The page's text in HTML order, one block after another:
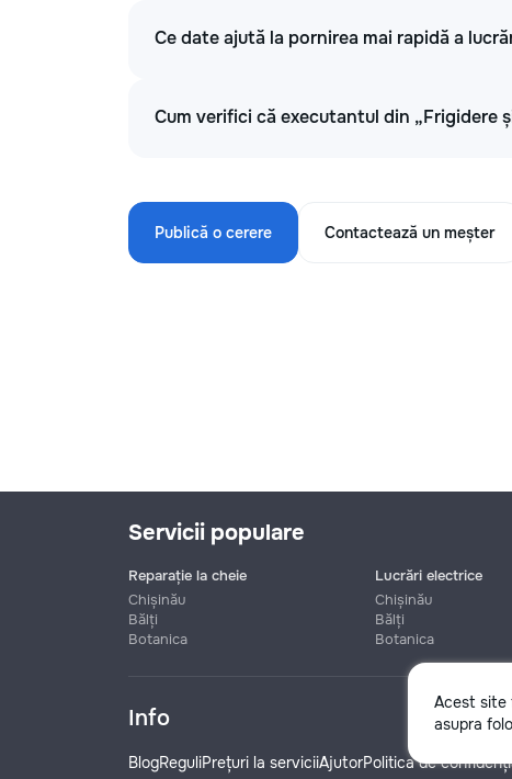
Ce date ajută la pornirea mai rapidă a
Cum verifici că executantul din
Publică o cerere Contactează un meșter
Acest site
asupra
Servicii populare
Reparație la cheie
Chișinău
Bălți
Botanica
Lucrări electrice
Chișinău
Bălți
Botanica
Info
BlogReguliPrețuri la serviciiAjutorPolitica de